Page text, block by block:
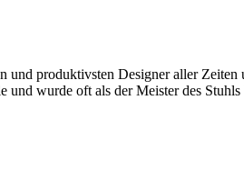
produktivsten Designer aller
und wurde oft als der Meister des Stuhls